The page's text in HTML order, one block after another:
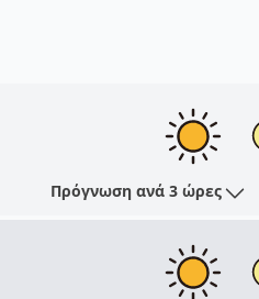
Πρόγνωση ανά 3 ώρες